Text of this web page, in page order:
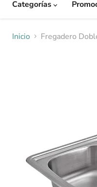
Categorías
Inicio Fregadero